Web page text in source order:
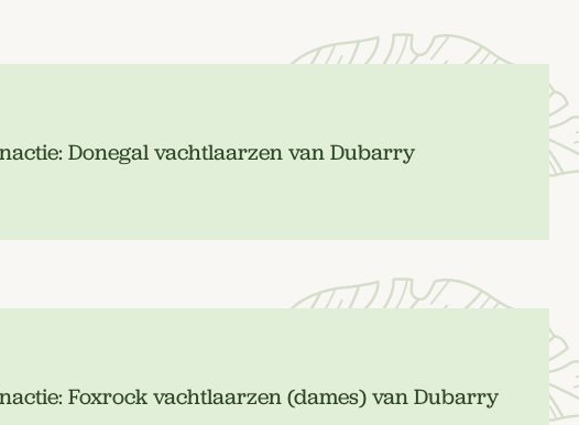
Donegal vachtlaarzen van Dubarry
Foxrock vachtlaarzen (dames) van Dubarry